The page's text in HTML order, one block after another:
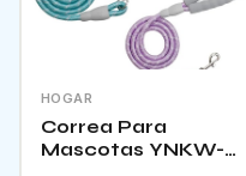
HOGAR
Correa Para
Mascotas YNKW-